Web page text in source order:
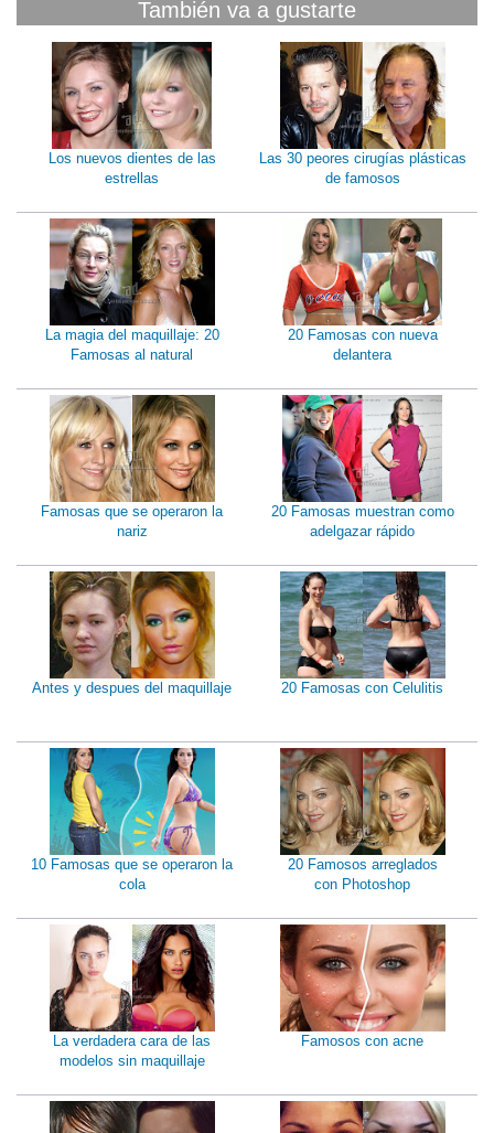
También va a gustarte
Los nuevos dientes de las
estrellas
Las 30 peores cirugías plásticas
de famosos
La magia del maquillaje: 20
Famosas al natural
20 Famosas con nueva
delantera
Famosas que se operaron la
nariz
20 Famosas muestran como
adelgazar rápido
Antes y despues del maquillaje 20 Famosas con Celulitis
10 Famosas que se operaron la
cola
20 Famosos arreglados
con Photoshop
La verdadera cara de las
modelos sin maquillaje
Famosos con acne